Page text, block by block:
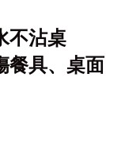
不沾桌
餐具、桌面